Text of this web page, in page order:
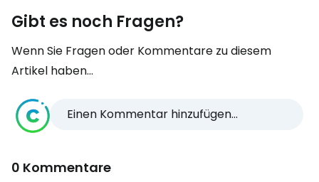
Gibt es noch Fragen?
Wenn Sie Fragen oder Kommentare zu diesem
Artikel haben...
Einen Kommentar hinzufügen...
0 Kommentare